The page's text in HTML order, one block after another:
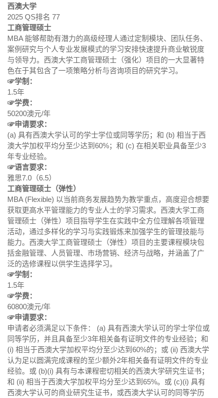
西澳大学
2025 QS排名 77
工商管理硕士
MBA 能够帮助有潜力的高级经理人通过定制模块、团队任务、
案例研究与个人专业发展模式的学习安排快速提升商业敏锐度
与领导力。西澳大学工商管理硕士（强化）项目的一大显著特
色在于其包含了一项策略分析与咨询项目的研究学习。
☞学制：
1.5年
☞学费：
50200澳元/年
☞申请要求：
(a) 具有西澳大学认可的学士学位或同等学历；和 (b) 相当于西
澳大学加权平均分至少达到60%；和 (c) 在相关职业具备至少3
年专业经验。
☞语言要求：
雅思7.0（6.5）
工商管理硕士（弹性）
MBA (Flexible) 以当前商务发展趋势为教学重点，高度迎合想要
获取更高水平管理能力的专业人士的学习需求。西澳大学工商
管理硕士（弹性）项目指导学生在实践中全方位理解各项管理
活动，通过多样化的学习与实践锻炼来加强学生的管理技能与
能力。西澳大学工商管理硕士（弹性）项目的主要课程模块包
括金融管理、人员管理、市场营销、经济与战略，并涵盖了广
泛的选修课程以供学生选择学习。
☞学制：
1.5年
☞学费：
60800澳元/年
☞申请要求：
申请者必须满足以下条件： (a) 具有西澳大学认可的学士学位或
同等学历，并且具备至少3年相关备有证明文件的专业经验；和
(i) 相当于西澳大学加权平均分至少达到60%的；或 (ii) 西澳大学
认为足以圆满完成课程的至少额外2年相关备有证明文件的专业
经验。或 (b)(i) 具有与本课程密切相关的西澳大学研究生证书；
和 (ii) 相当于西澳大学加权平均分至少达到65%。或 (c)(i) 具有
西澳大学认可的商业研究生证书，或西澳大学认可的同等学历